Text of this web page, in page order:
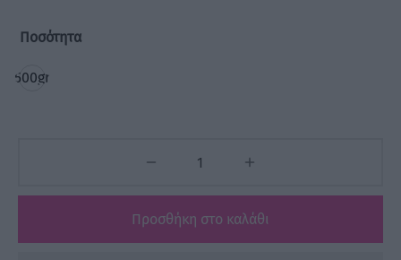
Ποσότητα
500gr
Προσθήκη στο καλάθι